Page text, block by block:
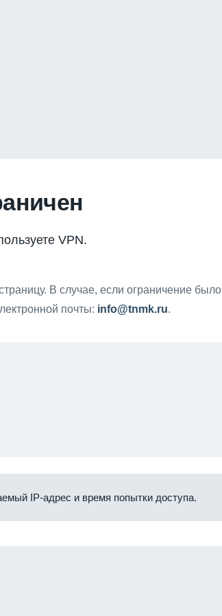
VPN.
В случае, если ограничение было
почты: info@tnmk.ru.
IP-адрес и время попытки доступа.